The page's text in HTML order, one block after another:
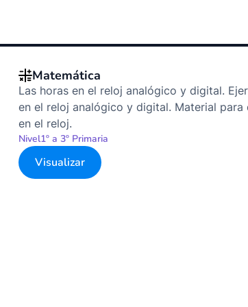
Matemática
Las horas en el reloj analógico y digital.
en el reloj analógico y digital. Material para
en el reloj.
Nivel1º a 3º Primaria
Visualizar